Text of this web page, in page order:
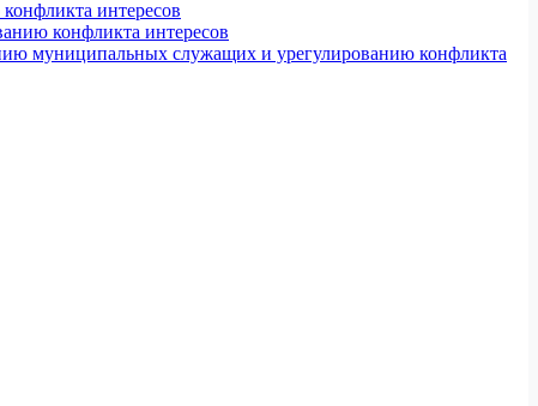
интересов
конфликта интересов
муниципальных служащих и урегулированию конфликта